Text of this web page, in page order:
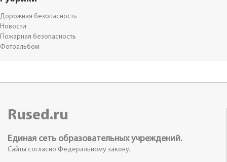
Дорожная безопасность
Новости
Пожарная безопасность
Фотоальбом
Rused.ru
Единая сеть образовательных учреждений.
Сайты согласно Федеральному закону.